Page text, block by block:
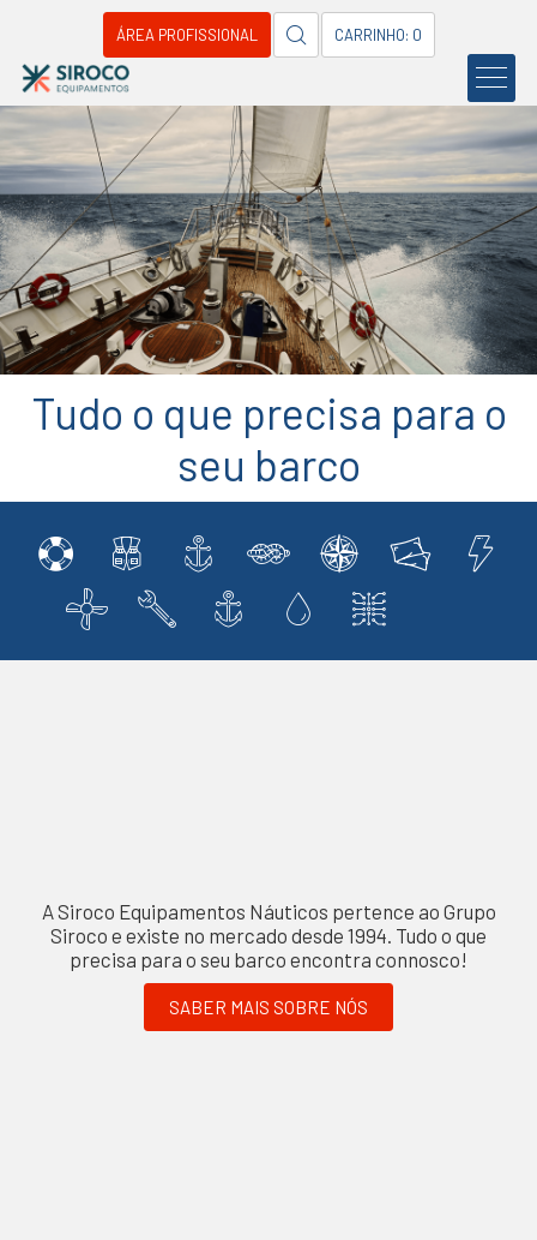
ÁREA PROFISSIONAL CARRINHO: 0
Tudo o que precisa para o
seu barco
A Siroco Equipamentos Náuticos pertence ao Grupo
Siroco e existe no mercado desde 1994. Tudo o que
precisa para o seu barco encontra connosco!
SABER MAIS SOBRE NÓS